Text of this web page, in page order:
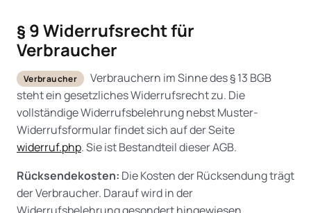
§ 9 Widerrufsrecht für
Verbraucher
Verbraucher
Verbrauchern im Sinne des § 13 BGB
steht ein gesetzliches Widerrufsrecht zu. Die
vollständige Widerrufsbelehrung nebst Muster-
Widerrufsformular findet sich auf der Seite
widerruf.php. Sie ist Bestandteil dieser AGB.
Rücksendekosten: Die Kosten der Rücksendung trägt
der Verbraucher. Darauf wird in der